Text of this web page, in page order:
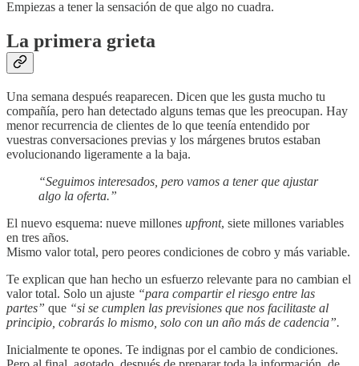
Empiezas a tener la sensación de que algo no cuadra.
La primera grieta
Una semana después reaparecen. Dicen que les gusta mucho tu
compañía, pero han detectado alguns temas que les preocupan. Hay
menor recurrencia de clientes de lo que teenía entendido por
vuestras conversaciones previas y los márgenes brutos estaban
evolucionando ligeramente a la baja.
“Seguimos interesados, pero vamos a tener que ajustar
algo la oferta.”
El nuevo esquema: nueve millones upfront, siete millones variables
en tres años.
Mismo valor total, pero peores condiciones de cobro y más variable.
Te explican que han hecho un esfuerzo relevante para no cambian el
valor total. Solo un ajuste “para compartir el riesgo entre las
partes” que “si se cumplen las previsiones que nos facilitaste al
principio, cobrarás lo mismo, solo con un año más de cadencia”.
Inicialmente te opones. Te indignas por el cambio de condiciones.